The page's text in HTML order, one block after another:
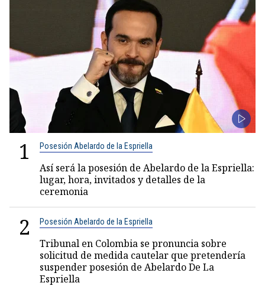
1 Posesión Abelardo de la Espriella
Así será la posesión de Abelardo de la Espriella:
lugar, hora, invitados y detalles de la
ceremonia
2 Posesión Abelardo de la Espriella
Tribunal en Colombia se pronuncia sobre
solicitud de medida cautelar que pretendería
suspender posesión de Abelardo De La
Espriella